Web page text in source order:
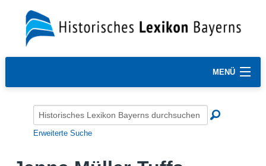
MENÜ
Erweiterte Suche